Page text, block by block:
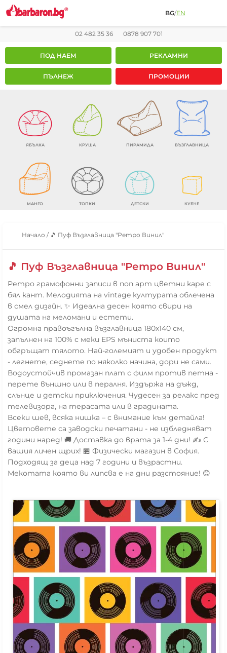
BG/EN
02 482 35 36 0878 907 701
ПОД НАЕМ РЕКЛАМНИ
ПЪЛНЕЖ ПРОМОЦИИ
ЯБЪЛКА КРУША ПИРАМИДА ВЪЗГЛАВНИЦА
МАНГО ТОПКИ ДЕТСКИ КУБЧЕ
Начало / 🎵 Пуф Възглавница "Ретро Винил"
🎵 Пуф Възглавница "Ретро Винил"
Ретро грамофонни записи в поп арт цветни каре с
бял кант. Мелодията на vintage културата облечена
в смел дизайн. ✨ Идеална десен която свири на
душата на меломани и естети.
Огромна правоъгълна възглавница 180x140 см,
запълнен на 100% с меки EPS мъниста които
обгръщат тялото. Най-големият и удобен продукт
- легнете, седнете по няколко начина, дори не сами.
Водоустойчив промазан плат с филм против петна -
перете външно или в пералня. Издържа на дъжд,
слънце и детски приключения. Чудесен за релакс пред
телевизора, на терасата или в градината.
Всеки шев, всяка нишка – с внимание към детайла!
Цветовете са заводски печатани - не избледняват
години наред! 🚚 Доставка до врата за 1-4 дни! ✍️ С
вашия личен щрих! 🏪 Физически магазин в София.
Подходящ за деца над 7 години и възрастни.
Мекотата която ви липсва е на дни разстояние! 😊